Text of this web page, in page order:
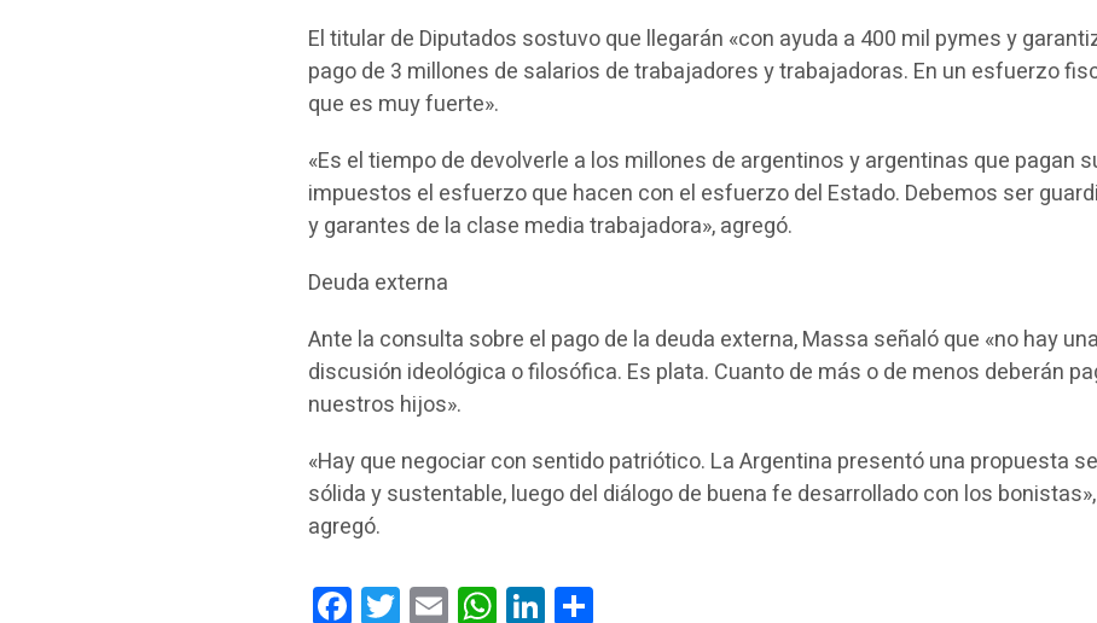
El titular de Diputados sostuvo que llegarán «con ayuda a 400 mil pymes y
pago de 3 millones de salarios de trabajadores y trabajadoras. En un esfuerzo
que es muy fuerte».
«Es el tiempo de devolverle a los millones de argentinos y argentinas que pagan
impuestos el esfuerzo que hacen con el esfuerzo del Estado. Debemos ser
y garantes de la clase media trabajadora», agregó.
Deuda externa
Ante la consulta sobre el pago de la deuda externa, Massa señaló que «no hay una
discusión ideológica o filosófica. Es plata. Cuanto de más o de menos deberán
nuestros hijos».
«Hay que negociar con sentido patriótico. La Argentina presentó una propuesta
sólida y sustentable, luego del diálogo de buena fe desarrollado con los bonistas»,
agregó.
FacebookTwitterEmail WhatsAppLinkedIn